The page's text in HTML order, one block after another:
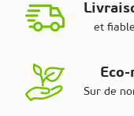
et
Sur de